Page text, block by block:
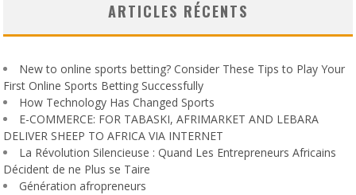
ARTICLES RÉCENTS
New to online sports betting? Consider These Tips to Play Your
First Online Sports Betting Successfully
How Technology Has Changed Sports
E-COMMERCE: FOR TABASKI, AFRIMARKET AND LEBARA
DELIVER SHEEP TO AFRICA VIA INTERNET
La Révolution Silencieuse : Quand Les Entrepreneurs Africains
Décident de ne Plus se Taire
Génération afropreneurs